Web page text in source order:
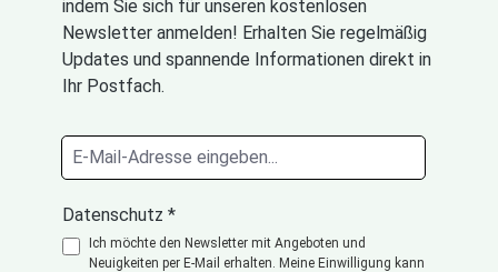
indem Sie sich für unseren kostenlosen
Newsletter anmelden! Erhalten Sie regelmäßig
Updates und spannende Informationen direkt in
Ihr Postfach.
Datenschutz *
Ich möchte den Newsletter mit Angeboten und
Neuigkeiten per E-Mail erhalten. Meine Einwilligung kann